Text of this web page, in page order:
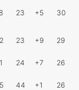
23 +5 30
23 +9 29
24 +7 26
44 +1 26